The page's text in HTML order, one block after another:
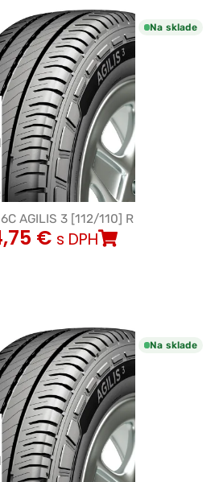
Na sklade
AGILIS 3 [112/110] R
€ s DPH
Na sklade